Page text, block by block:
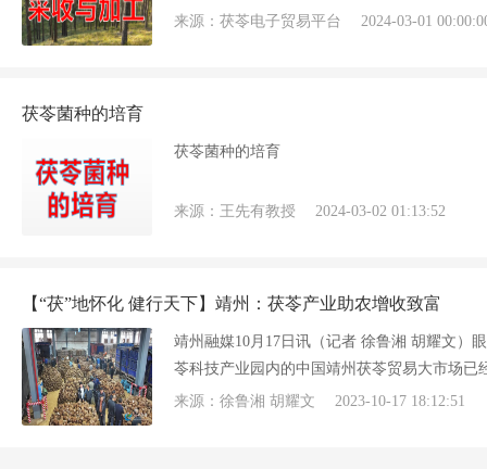
来源：茯苓电子贸易平台 2024-03-01
茯苓菌种的培育
茯苓菌种的培育
来源：王先有教授 2024-03-02 01:13:52
【“茯”地怀化 健行天下】靖州：茯苓产业助农增收致富
靖州融媒10月17日讯（记者 徐鲁湘 胡耀文）
苓科技产业园内的中国靖州茯苓贸易大市场
就装载着收获的茯苓，来到茯苓贸易大市场
来源：徐鲁湘 胡耀文 2023-10-17 18:12:51